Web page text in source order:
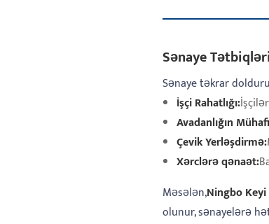
Sənaye
Sənaye təkrar
İşçi Rahatlığı:
Avadanlığın
Çevik Yerləşdirmə:
Xərclərə qənaət:
Məsələn,Ningbo
olunur, sənayelərə